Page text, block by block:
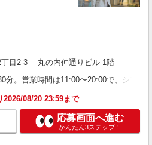
丁目2-3 丸の内仲通りビル 1階
分。営業時間は11:00〜20:00で、シフ
2026/08/20 23:59まで
応募画面へ進む
かんたん3ステップ！